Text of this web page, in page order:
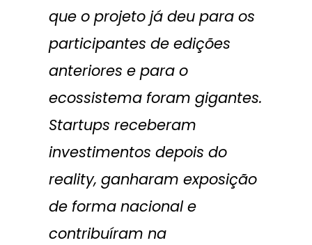
que o projeto já deu para os
participantes de edições
anteriores e para o
ecossistema foram gigantes.
Startups receberam
investimentos depois do
reality, ganharam exposição
de forma nacional e
contribuíram na